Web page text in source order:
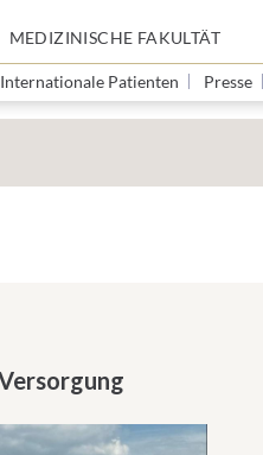
MEDIZINISCHE FAKULTÄT
Internationale Patienten Presse